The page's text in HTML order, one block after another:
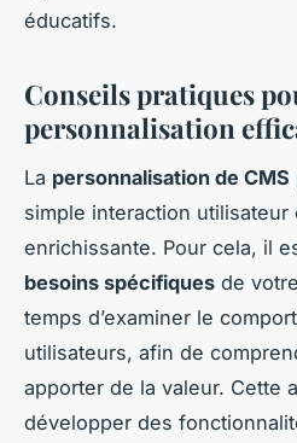
éducatifs.
Conseils pratiques
personnalisation
La personnalisation de CMS
simple interaction
enrichissante. Pour cela, il
besoins spécifiques de
temps d’examiner le
utilisateurs, afin de
apporter de la valeur. Cette
développer des